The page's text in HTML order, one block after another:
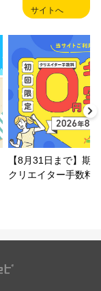
サイトへ
【8月31日まで】期
クリエイター手数料